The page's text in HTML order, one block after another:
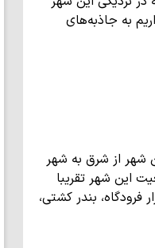
به جاذبه‌های
شهر از شرق به شهر
این شهر تقریبا
فرودگاه، بندر کشتی،